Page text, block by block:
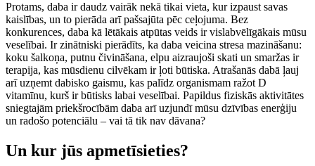
Protams, daba ir daudz vairāk nekā tikai vieta, kur izpaust savas
kaislības, un to pierāda arī pašsajūta pēc ceļojuma. Bez
konkurences, daba kā lētākais atpūtas veids ir vislabvēlīgākais mūsu
veselībai. Ir zinātniski pierādīts, ka daba veicina stresa mazināšanu:
koku šalkoņa, putnu čivināšana, elpu aizraujoši skati un smaržas ir
terapija, kas mūsdienu cilvēkam ir ļoti būtiska. Atrašanās dabā ļauj
arī uzņemt dabisko gaismu, kas palīdz organismam ražot D
vitamīnu, kurš ir būtisks labai veselībai. Papildus fiziskās aktivitātes
sniegtajām priekšrocībām daba arī uzjundī mūsu dzīvības enerģiju
un radošo potenciālu – vai tā tik nav dāvana?
Un kur jūs apmetīsieties?